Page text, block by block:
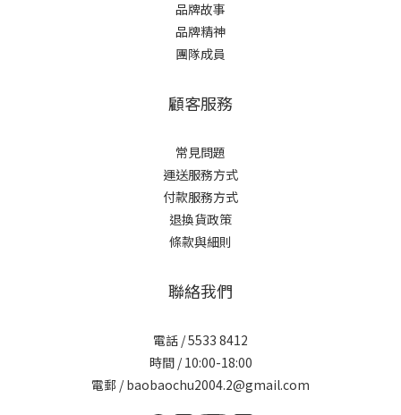
品牌故事
品牌精神
團隊成員
顧客服務
常見問題
運送服務方式
付款服務方式
退換貨政策
條款與細則
聯絡我們
電話 / 5533 8412
時間 / 10:00-18:00
電郵 / baobaochu2004.2@gmail.com